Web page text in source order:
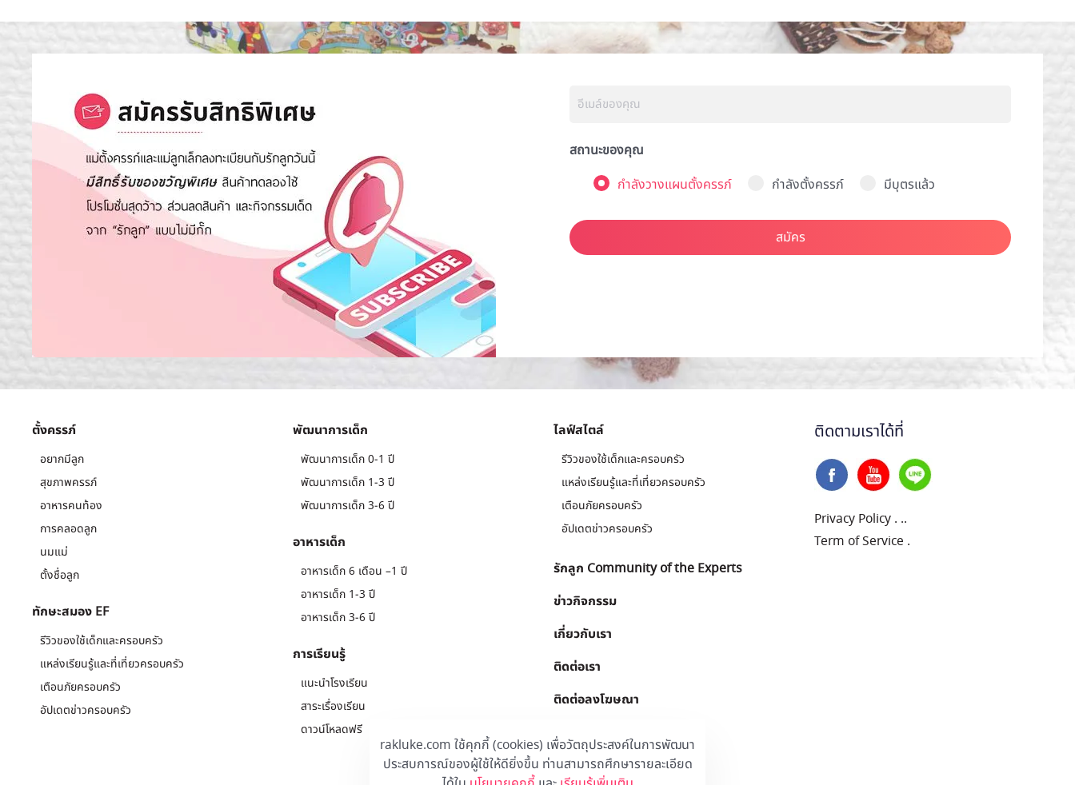
rakluke.com ใช้คุกกี้ (cookies) เพื่อวัตถุประสงค์ในการพัฒนา
ประสบการณ์ของผู้ใช้ให้ดียิ่งขึ้น ท่านสามารถศึกษารายละเอียด
สถานะของคุณ
กำลังวางแผนตั้งครรภ์
กำลังตั้งครรภ์ มีบุตรแล้ว
สมัคร
ตั้งครรภ์
อยากมีลูก
สุขภาพครรภ์
อาหารคนท้อง
การคลอดลูก
นมแม่
ตั้งชื่อลูก
ทักษะสมอง EF
รีวิวของใช้เด็กและครอบครัว
แหล่งเรียนรู้และที่เที่ยวครอบครัว
เตือนภัยครอบครัว
อัปเดตข่าวครอบครัว
พัฒนาการเด็ก
พัฒนาการเด็ก 0-1 ปี
พัฒนาการเด็ก 1-3 ปี
พัฒนาการเด็ก 3-6 ปี
อาหารเด็ก
อาหารเด็ก 6 เดือน –1 ปี
อาหารเด็ก 1-3 ปี
อาหารเด็ก 3-6 ปี
การเรียนรู้
แนะนำโรงเรียน
สาระเรื่องเรียน
ดาวน์โหลดฟรี
ไลฟ์สไตล์
รีวิวของใช้เด็กและครอบครัว
แหล่งเรียนรู้และที่เที่ยวครอบครัว
เตือนภัยครอบครัว
อัปเดตข่าวครอบครัว
รักลูก Community of the Experts
ข่าวกิจกรรม
เกี่ยวกับเรา
ติดต่อเรา
ติดต่อลงโฆษณา
ติดตามเราได้ที่
Privacy Policy . ..
Term of Service .